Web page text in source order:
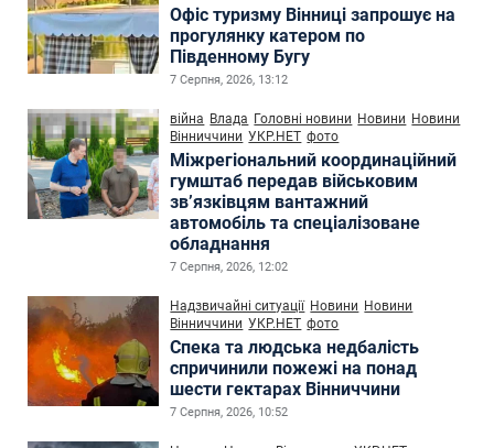
Офіс туризму Вінниці запрошує на
прогулянку катером по
Південному Бугу
7 Серпня, 2026, 13:12
війна Влада Головні новини Новини Новини
Вінниччини УКР.НЕТ фото
Міжрегіональний координаційний
гумштаб передав військовим
зв’язківцям вантажний
автомобіль та спеціалізоване
обладнання
7 Серпня, 2026, 12:02
Надзвичайні ситуації Новини Новини
Вінниччини УКР.НЕТ фото
Спека та людська недбалість
спричинили пожежі на понад
шести гектарах Вінниччини
7 Серпня, 2026, 10:52